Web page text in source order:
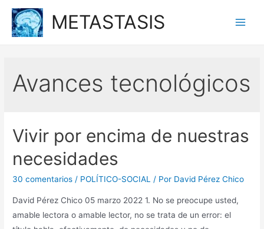
contenido
METASTASIS
Avances tecnológicos
Vivir por encima de nuestras
necesidades
30 comentarios / POLÍTICO-SOCIAL / Por David Pérez Chico
David Pérez Chico 05 marzo 2022 1. No se preocupe usted,
amable lectora o amable lector, no se trata de un error: el